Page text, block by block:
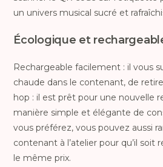
un univers musical sucré et
Écologique et
Rechargeable facilement : il vous
chaude dans le contenant, de
hop : il est prêt pour une nouvelle
manière simple et élégante de
vous préférez, vous pouvez aussi
contenant à l’atelier pour qu’il soit
le même prix.